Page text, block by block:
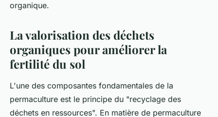
organique.
La valorisation des déchets
organiques pour améliorer la
fertilité du sol
L'une des composantes fondamentales de la
permaculture est le principe du "recyclage des
déchets en ressources". En matière de permaculture